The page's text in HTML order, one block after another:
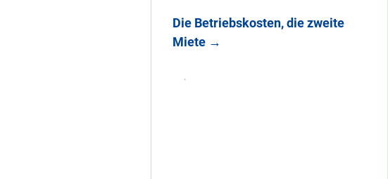
Die Betriebskosten, die zweite
Miete →